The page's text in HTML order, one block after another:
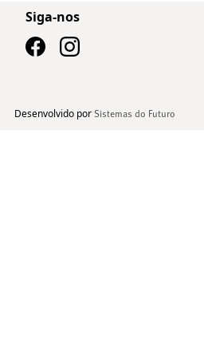
Siga-nos
Desenvolvido por Sistemas do Futuro